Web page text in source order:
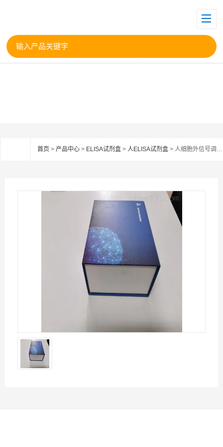
首页 > 产品中心 > ELISA试剂盒 > 人ELISA试剂盒 > 人细胞外信号调节激酶1（ERK1）ELISA试剂盒